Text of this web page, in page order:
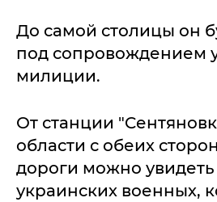
До самой столицы он
под сопровождением
милиции.
От станции
области с обеих
дороги можно
украинских военных,